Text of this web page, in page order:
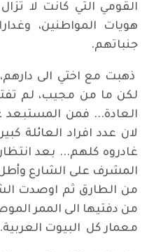
القومي التي كانت لا
هويات المواطنين،
جنباتهم.
ذهبت مع اختي الى
لكن ما من مجيب، لم
العادة... فمن المستبعد
لان عدد افراد العائلة
غادروه كلهم... بعد
المشرف على الشارع
من الطارق ثم اوصدت
من دفتيها الى الممر
معمار كل البيوت العربية.